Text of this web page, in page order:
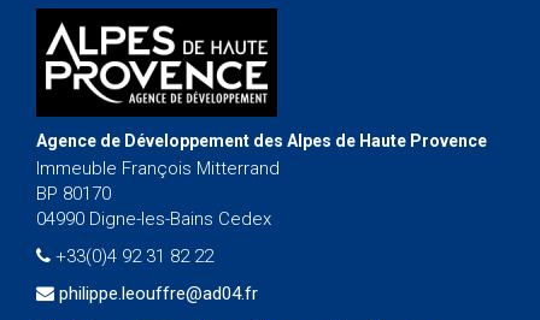
Agence de Développement des Alpes de Haute Provence
Immeuble François Mitterrand
BP 80170
04990 Digne-les-Bains Cedex
+33(0)4 92 31 82 22
philippe.leouffre@ad04.fr